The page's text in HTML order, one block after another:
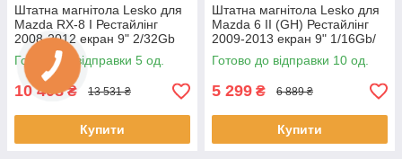
Штатна магнітола Lesko для
Mazda RX-8 I Рестайлінг
2008-2012 екран 9" 2/32Gb
4G Wi-Fi GPS Top 5 шт.
Готово до відправки 5 од.
10 408₴ 13 531 ₴
Купити
Штатна магнітола Lesko для
Mazda 6 II (GH) Рестайлінг
2009-2013 екран 9" 1/16Gb/
Wi-Fi Optima GPS Androi 10
шт.
Готово до відправки 10 од.
5 299 ₴ 6 889 ₴
Купити